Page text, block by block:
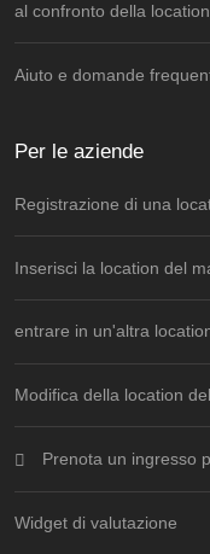
al confronto della location
Aiuto e domande
Per le aziende
Registrazione di una
Inserisci la location del
entrare in un'altra
Modifica della location
Prenota un ingresso
Widget di valutazione